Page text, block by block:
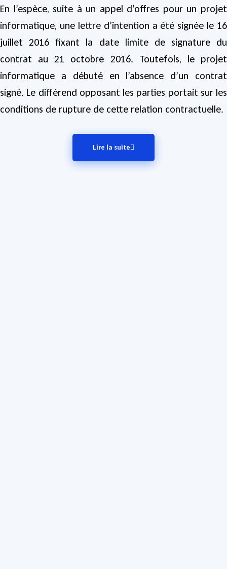
En l’espèce, suite à un appel d’offres pour un projet
informatique, une lettre d’intention a été signée le 16
juillet 2016 fixant la date limite de signature du
contrat au 21 octobre 2016. Toutefois, le projet
informatique a débuté en l’absence d’un contrat
signé. Le différend opposant les parties portait sur les
conditions de rupture de cette relation contractuelle.
Lire la suite